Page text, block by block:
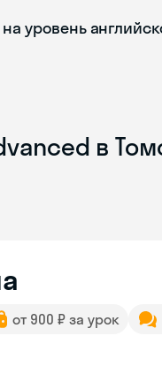
на уровень
в
от 900 ₽ за урок